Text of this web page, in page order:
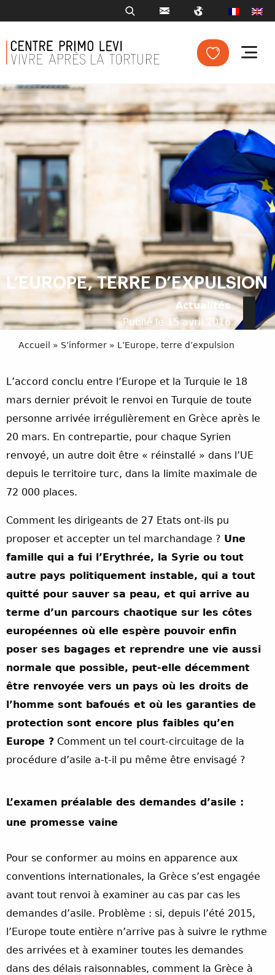
L’EUROPE, TERRE D’EXPULSION
Actualités
Publié le 15 avril 2016
Accueil » S’informer » L’Europe, terre d’expulsion
L’accord conclu entre l’Europe et la Turquie le 18
mars dernier prévoit le renvoi en Turquie de toute
personne arrivée irrégulièrement en Grèce après le
20 mars. En contrepartie, pour chaque Syrien
renvoyé, un autre doit être « réinstallé » dans l’UE
depuis le territoire turc, dans la limite maximale de
72 000 places.
Comment les dirigeants de 27 Etats ont-ils pu
proposer et accepter un tel marchandage ? Une
famille qui a fui l’Erythrée, la Syrie ou tout
autre pays politiquement instable, qui a tout
quitté pour sauver sa peau, et qui arrive au
terme d’un parcours chaotique sur les côtes
européennes où elle espère pouvoir enfin
poser ses bagages et reprendre une vie aussi
normale que possible, peut-elle décemment
être renvoyée vers un pays où les droits de
l’homme sont bafoués et où les garanties de
protection sont encore plus faibles qu’en
Europe ? Comment un tel court-circuitage de la
procédure d’asile a-t-il pu même être envisagé ?
L’examen préalable des demandes d’asile :
une promesse vaine
Pour se conformer au moins en apparence aux
conventions internationales, la Grèce s’est engagée
avant tout renvoi à examiner au cas par cas les
demandes d’asile. Problème : si, depuis l’été 2015,
l’Europe toute entière n’arrive pas à suivre le rythme
des arrivées et à examiner toutes les demandes
dans des délais raisonnables, comment la Grèce à